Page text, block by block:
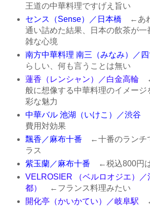
王道の中華料理ですげえ旨い
センス（Sense）／日本橋 ←あ
通い詰めた結果、日本の飲茶が一
雑な心境
南方中華料理 南三（みなみ）／
らしい、何も言うことは無い
蓮香（レンシャン）／白金高輪←
般に想像する中華料理のイメージ
彩な魅力
中華バル 池湖（いけこ）／渋谷
費用対効果
飄香／麻布十番 ←十番のランチ
ラス
紫玉蘭／麻布十番 ←税込800円
VELROSIER （ベルロオジエ）／
都）
←フランス料理みたい
開化亭（かいかてい）／岐阜駅 ←